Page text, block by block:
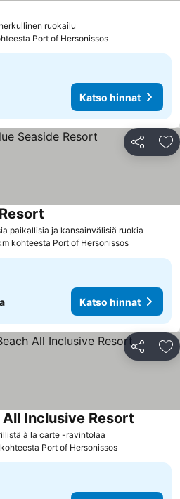
ruokailu
Port of Hersonissos
Katso hinnat
Jaa
paikallisia ja kansainvälisiä ruokia
kohteesta Port of Hersonissos
Katso hinnat
Jaa
à la carte -ravintolaa
Inclusive Resort
Port of Hersonissos